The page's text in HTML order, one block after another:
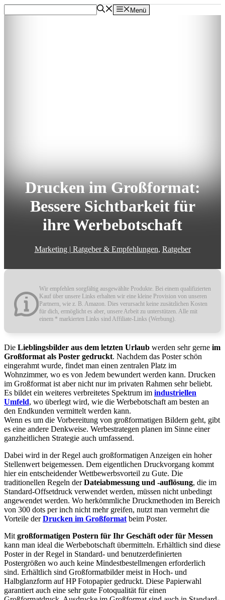
Zum
Inhalt
Menü
Drucken im Großformat:
Bessere Sichtbarkeit für
ihre Werbebotschaft
Marketing | Ratgeber & Empfehlungen, Ratgeber
Wir empfehlen sorgfältig ausgewählte Produkte. Bei einem qualifizierten
Kauf über unsere Links erhalten wir eine kleine Provision von unseren
Partnern, wie z. B. Amazon. Dies verursacht keine zusätzlichen Kosten
für dich, ermöglicht es aber, unsere Arbeit zu unterstützen. Alle mit
einem * markierten Links sind Affiliate-Links (Werbung).
Die Lieblingsbilder aus dem letzten Urlaub werden sehr gerne im
Großformat als Poster gedruckt. Nachdem das Poster schön
eingerahmt wurde, findet man einen zentralen Platz im
Wohnzimmer, wo es von Jedem bewundert werden kann. Drucken
im Großformat ist aber nicht nur im privaten Rahmen sehr beliebt.
Es bildet ein weiteres verbreitetes Spektrum im industriellen
Umfeld, wo überlegt wird, wie die Werbebotschaft am besten an
den Endkunden vermittelt werden kann.
Wenn es um die Vorbereitung von großformatigen Bildern geht, gibt
es eine andere Denkweise. Werbestrategen planen im Sinne einer
ganzheitlichen Strategie auch umfassend.
Dabei wird in der Regel auch großformatigen Anzeigen ein hoher
Stellenwert beigemessen. Dem eigentlichen Druckvorgang kommt
hier ein entscheidender Wettbewerbsvorteil zu Gute. Die
traditionellen Regeln derDateiabmessung und -auflösung, die im
Standard-Offsetdruck verwendet werden, müssen nicht unbedingt
angewendet werden. Wo herkömmliche Druckmethoden im Bereich
von 300 dots per inch nicht mehr greifen, nutzt man vermehrt die
Vorteile derDrucken im Großformat beim Poster.
Mit großformatigen Postern für Ihr Geschäft oder für Messen
kann man ideal die Werbebotschaft übermitteln. Erhältlich sind diese
Poster in der Regel in Standard- und benutzerdefinierten
Postergrößen wo auch keine Mindestbestellmengen erforderlich
sind. Erhältlich sind Großformatbilder meist in Hoch- und
Halbglanzform auf HP Fotopapier gedruckt. Diese Papierwahl
garantiert auch eine sehr gute Fotoqualität für einen